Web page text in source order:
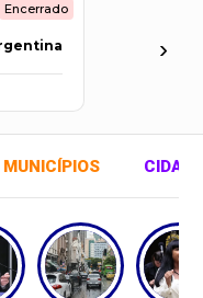
Encerrado
›
MUNICÍPIOS